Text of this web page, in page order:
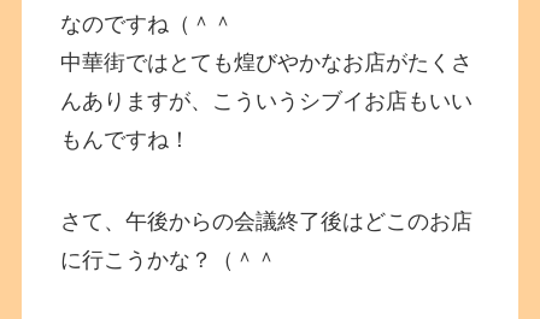
なのですね（＾＾
中華街ではとても煌びやかなお店がたくさ
んありますが、こういうシブイお店もいい
もんですね！
さて、午後からの会議終了後はどこのお店
に行こうかな？（＾＾